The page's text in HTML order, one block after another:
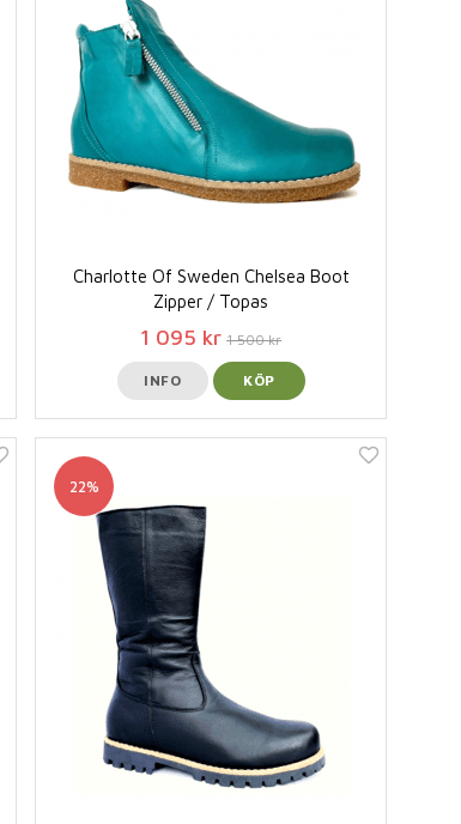
Charlotte Of Sweden Chelsea Boot
Zipper / Topas
1 095 kr 1 500 kr
INFO KÖP
22%